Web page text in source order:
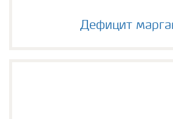
Дефицит марганца
Дефицит